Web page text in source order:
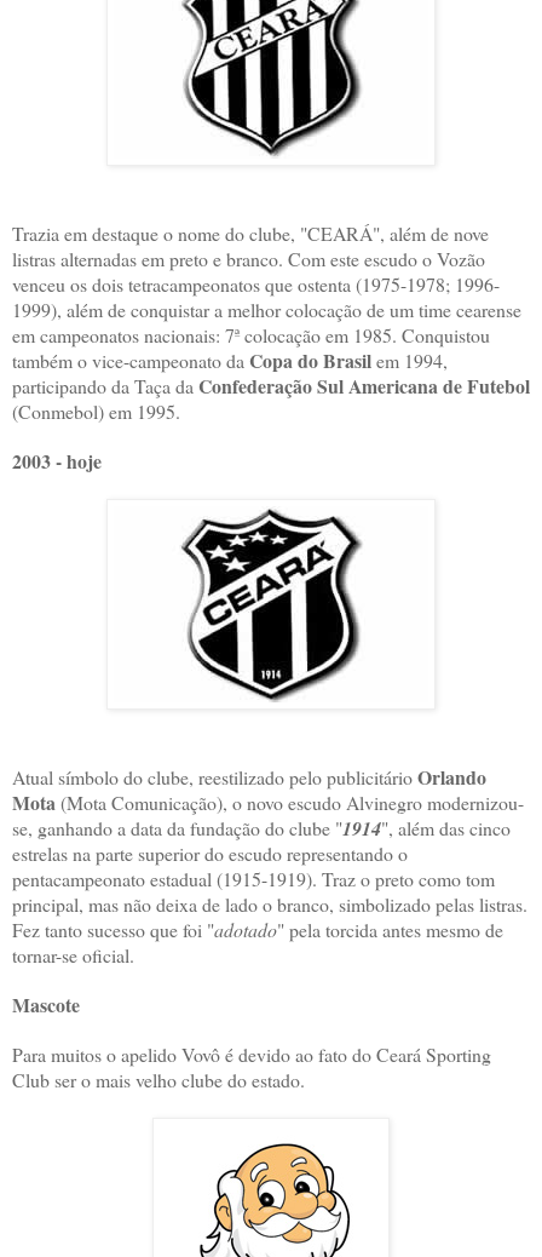
Trazia em destaque o nome do clube, "CEARÁ", além de nove
listras alternadas em preto e branco. Com este escudo o Vozão
venceu os dois tetracampeonatos que ostenta (1975-1978; 1996-
1999), além de conquistar a melhor colocação de um time cearense
em campeonatos nacionais: 7ª colocação em 1985. Conquistou
também o vice-campeonato da Copa do Brasilem 1994,
participando da Taça da Confederação Sul Americana de Futebol
(Conmebol) em 1995.
2003 - hoje
Atual símbolo do clube, reestilizado pelo publicitárioOrlando
Mota (Mota Comunicação), o novo escudo Alvinegro modernizou-
se, ganhando a data da fundação do clube "1914", além das cinco
estrelas na parte superior do escudo representando o
pentacampeonato estadual (1915-1919). Traz o preto como tom
principal, mas não deixa de lado o branco, simbolizado pelas listras.
Fez tanto sucesso que foi "adotado" pela torcida antes mesmo de
tornar-se oficial.
Mascote
Para muitos o apelido Vovô é devido ao fato do Ceará Sporting
Club ser o mais velho clube do estado.